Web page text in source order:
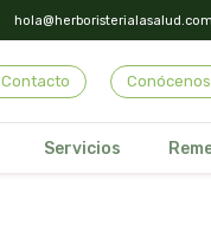
hola@herboristerialasalud.com
Contacto Conócenos
Servicios